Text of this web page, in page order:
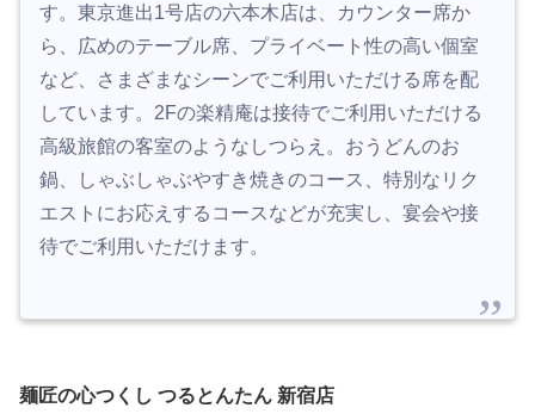
す。東京進出1号店の六本木店は、カウンター席か
ら、広めのテーブル席、プライベート性の高い個室
など、さまざまなシーンでご利用いただける席を配
しています。2Fの楽精庵は接待でご利用いただける
高級旅館の客室のようなしつらえ。おうどんのお
鍋、しゃぶしゃぶやすき焼きのコース、特別なリク
エストにお応えするコースなどが充実し、宴会や接
待でご利用いただけます。
麺匠の心つくし つるとんたん 新宿店